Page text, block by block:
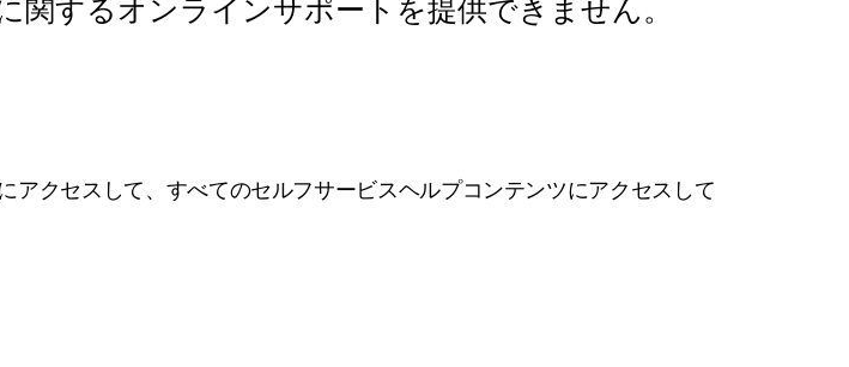
するオンラインサポートを提供できません。
クセスして、すべてのセルフサービスヘルプコンテンツにアクセスして